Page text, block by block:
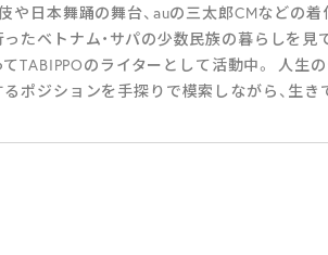
や日本舞踊の舞台、auの三太郎CMなどの
たベトナム・サパの少数民族の暮らしを見
てTABIPPOのライターとして活動中。 人生
ポジションを手探りで模索しながら、生き